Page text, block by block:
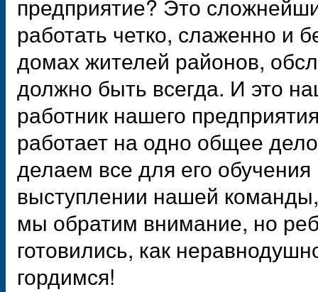
работать четко, слаженно и
домах жителей районов,
должно быть всегда. И это
работник нашего
работает на одно общее
делаем все для его
выступлении нашей
мы обратим внимание, но
готовились, как
гордимся!